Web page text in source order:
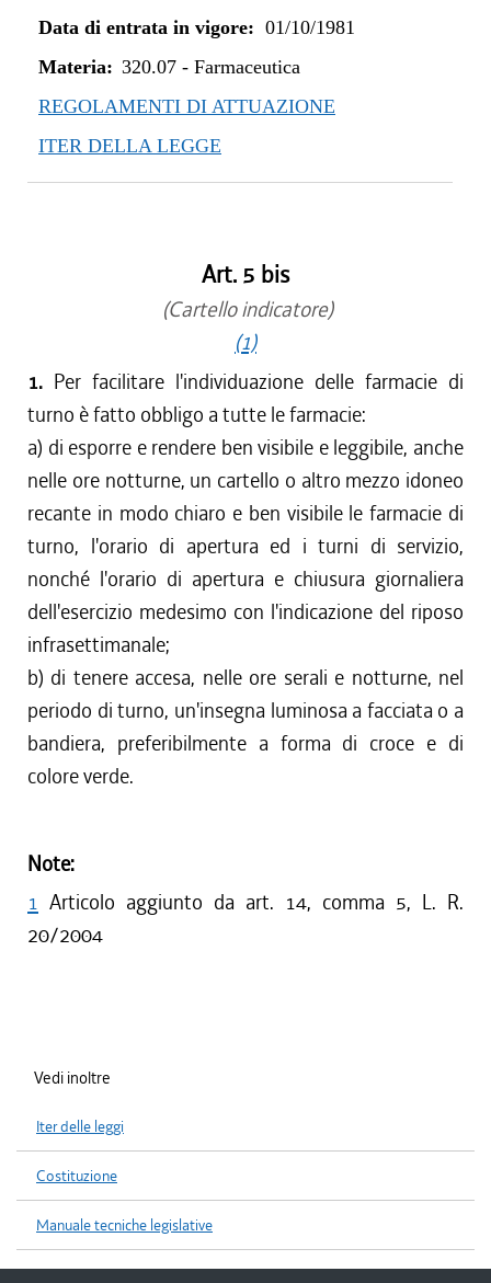
Data di entrata in vigore: 01/10/1981
Materia: 320.07- Farmaceutica
REGOLAMENTI DI ATTUAZIONE
ITER DELLA LEGGE
Art. 5 bis
(Cartello indicatore)
(1)
1. Per facilitare l'individuazione delle farmacie di
turno è fatto obbligo a tutte le farmacie:
a) di esporre e rendere ben visibile e leggibile, anche
nelle ore notturne, un cartello o altro mezzo idoneo
recante in modo chiaro e ben visibile le farmacie di
turno, l'orario di apertura ed i turni di servizio,
nonché l'orario di apertura e chiusura giornaliera
dell'esercizio medesimo con l'indicazione del riposo
infrasettimanale;
b) di tenere accesa, nelle ore serali e notturne, nel
periodo di turno, un'insegna luminosa a facciata o a
bandiera, preferibilmente a forma di croce e di
colore verde.
Note:
1 Articolo aggiunto da art. 14, comma 5, L. R.
20/2004
Vedi inoltre
Iter delle leggi
Costituzione
Manuale tecniche legislative